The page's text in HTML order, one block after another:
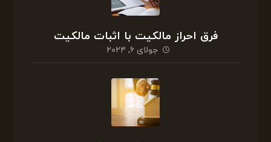
فرق احراز مالکیت با اثبات مالکیت
جولای ۶, ۲۰۲۴